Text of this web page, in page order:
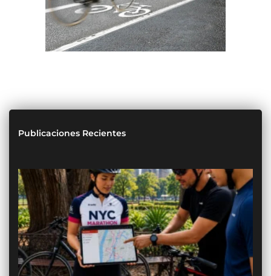
Publicaciones Recientes